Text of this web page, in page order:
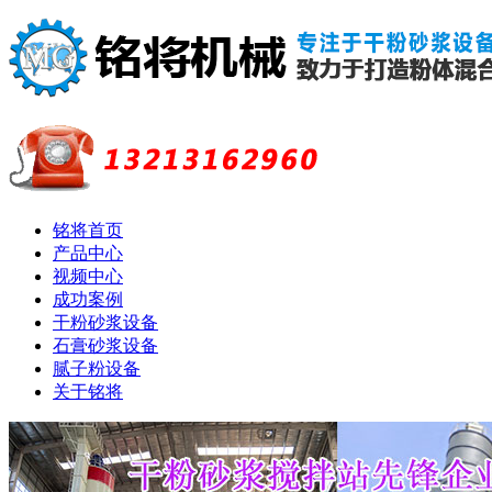
铭将首页
产品中心
视频中心
成功案例
干粉砂浆设备
石膏砂浆设备
腻子粉设备
关于铭将